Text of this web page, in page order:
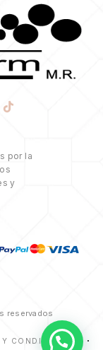
por la
y
reservados
CONDICIONES